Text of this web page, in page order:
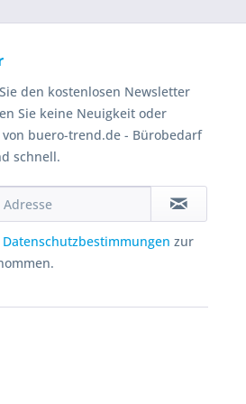
den kostenlosen Newsletter
Sie keine Neuigkeit oder
buero-trend.de - Bürobedarf
schnell.
Datenschutzbestimmungen zur